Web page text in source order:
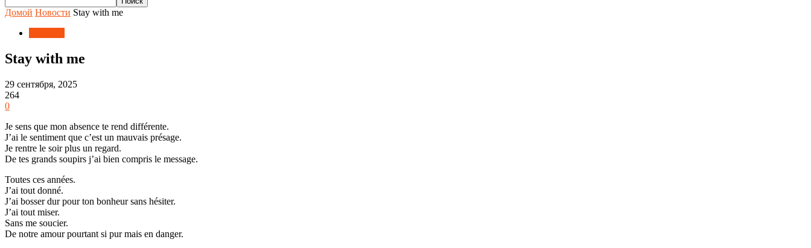
Домой Новости Stay with me
Stay with me
29 сентября, 2025
264
0
Je sens que mon absence te rend différente.
J’ai le sentiment que c’est un mauvais présage.
Je rentre le soir plus un regard.
De tes grands soupirs j’ai bien compris le message.
Toutes ces années.
J’ai tout donné.
J’ai bosser dur pour ton bonheur sans hésiter.
J’ai tout miser.
Sans me soucier.
De notre amour pourtant si pur mais en danger.